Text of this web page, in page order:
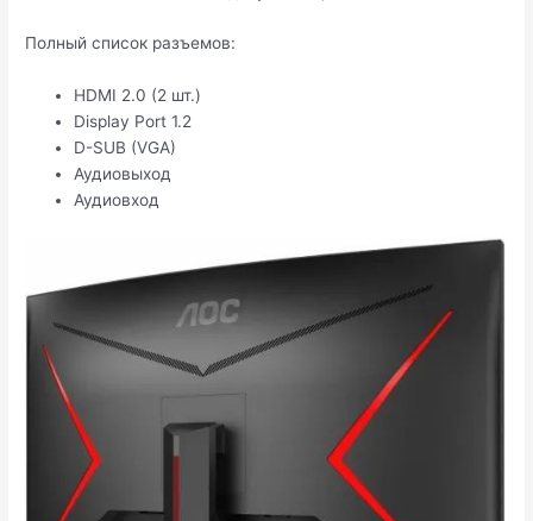
Полный список разъемов:
HDMI 2.0 (2 шт.)
Display Port 1.2
D-SUB (VGA)
Аудиовыход
Аудиовход